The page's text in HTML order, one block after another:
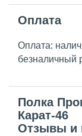
Оплата
Оплата:
безналичный
Полка
Карат-46
Отзывы и